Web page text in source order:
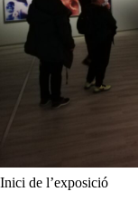
Inici de l’exposició